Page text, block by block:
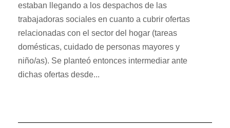
estaban llegando a los despachos de las
trabajadoras sociales en cuanto a cubrir ofertas
relacionadas con el sector del hogar (tareas
domésticas, cuidado de personas mayores y
niño/as). Se planteó entonces intermediar ante
dichas ofertas desde...